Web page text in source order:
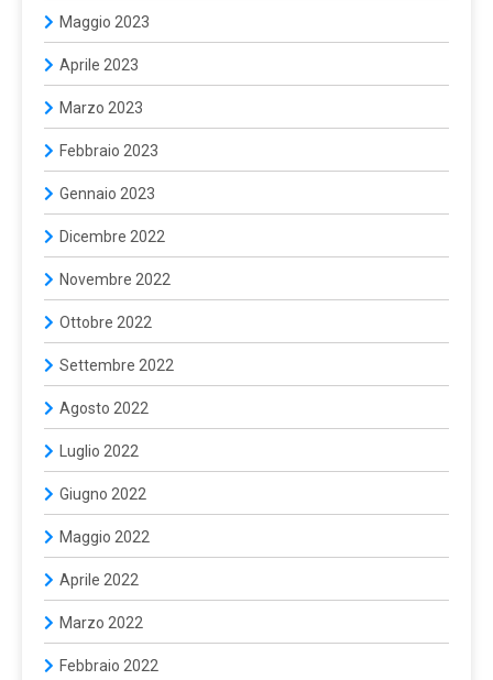
Maggio 2023
Aprile 2023
Marzo 2023
Febbraio 2023
Gennaio 2023
Dicembre 2022
Novembre 2022
Ottobre 2022
Settembre 2022
Agosto 2022
Luglio 2022
Giugno 2022
Maggio 2022
Aprile 2022
Marzo 2022
Febbraio 2022